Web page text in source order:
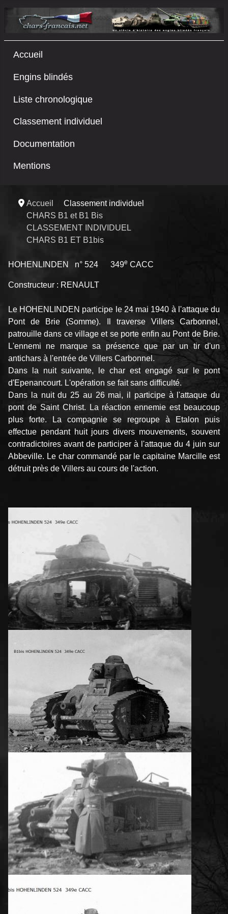
Accueil
Engins blindés
Liste chronologique
Classement individuel
Documentation
Mentions
Accueil
Classement individuel
CHARS B1 et B1 Bis
CLASSEMENT INDIVIDUEL
CHARS B1 ET B1bis
HOHENLINDEN n° 524 349e CACC
Constructeur : RENAULT
Le HOHENLINDEN participe le 24 mai 1940 à l'attaque du
Pont de Brie (Somme). Il traverse Villers Carbonnel,
patrouille dans ce village et se porte enfin au Pont de Brie.
L'ennemi ne marque sa présence que par un tir d'un
antichars à l'entrée de Villers Carbonnel.
Dans la nuit suivante, le char est engagé sur le pont
d'Epenancourt. L'opération se fait sans difficulté.
Dans la nuit du 25 au 26 mai, il participe à l'attaque du
pont de Saint Christ. La réaction ennemie est beaucoup
plus forte. La compagnie se regroupe à Etalon puis
effectue pendant huit jours divers mouvements, souvent
contradictoires avant de participer à l'attaque du 4 juin sur
Abbeville. Le char commandé par le capitaine Marcille est
détruit près de Villers au cours de l'action.